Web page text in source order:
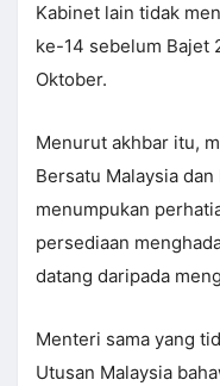
Kabinet lain tidak
ke-14 sebelum Bajet
Oktober.
Menurut akhbar itu,
Bersatu Malaysia dan
menumpukan
persediaan
datang daripada
Menteri sama yang
Utusan Malaysia